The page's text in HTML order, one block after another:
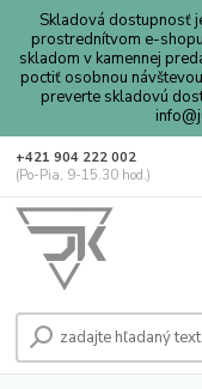
Skladová dostupnosť
prostrednítvom e-
skladom v kamennej
poctiť osobnou
preverte skladovú
+421 904 222 002
(Po-Pia, 9-15.30 hod.)